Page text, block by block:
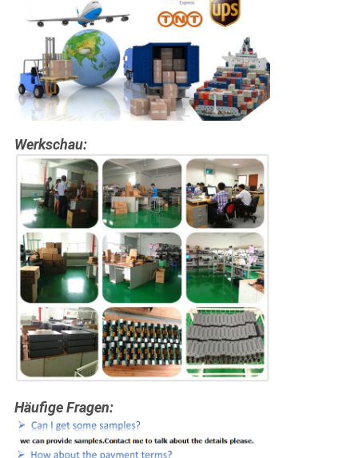
Werkschau:
Häufige Fragen: